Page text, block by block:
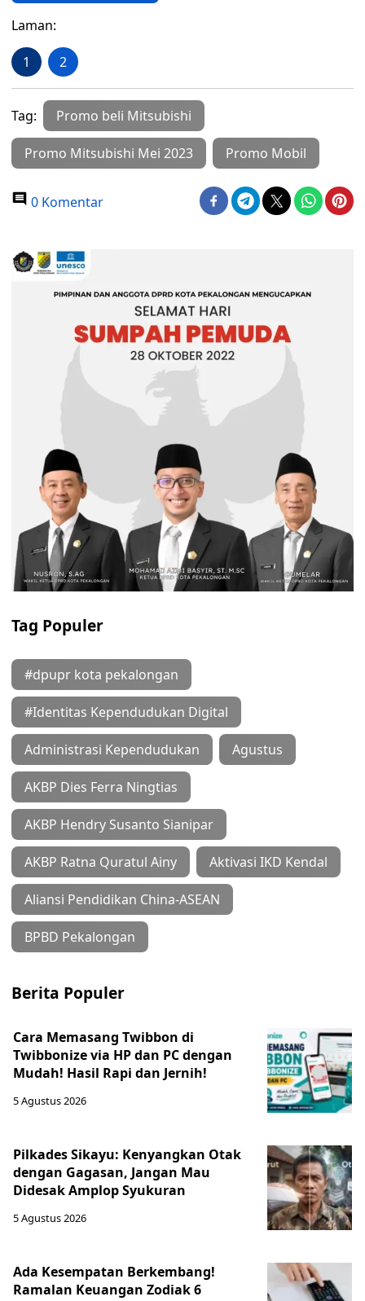
Laman:
1 2
Tag: Promo beli Mitsubishi
Promo Mitsubishi Mei 2023 Promo Mobil
0 Komentar
Tag Populer
#dpupr kota pekalongan
#Identitas Kependudukan Digital
Administrasi Kependudukan Agustus
AKBP Dies Ferra Ningtias
AKBP Hendry Susanto Sianipar
AKBP Ratna Quratul Ainy Aktivasi IKD Kendal
Aliansi Pendidikan China-ASEAN
BPBD Pekalongan
Berita Populer
Cara Memasang Twibbon di
Twibbonize via HP dan PC dengan
Mudah! Hasil Rapi dan Jernih!
5 Agustus 2026
Pilkades Sikayu: Kenyangkan Otak
dengan Gagasan, Jangan Mau
Didesak Amplop Syukuran
5 Agustus 2026
Ada Kesempatan Berkembang!
Ramalan Keuangan Zodiak 6